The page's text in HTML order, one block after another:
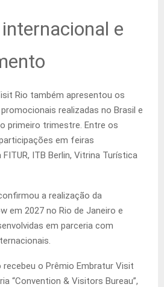
e
Rio também apresentou os
realizadas no Brasil e
primeiro trimestre. Entre os
em feiras
ITB Berlin, Vitrina Turística
a realização da
em 2027 no Rio de Janeiro e
em parceria com
o Prêmio Embratur Visit
“Convention & Visitors Bureau”,